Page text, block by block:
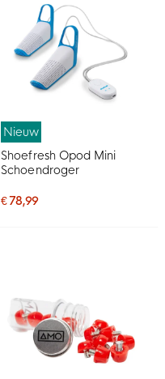
Nieuw
Shoefresh Opod Mini
Schoendroger
€ 78,99